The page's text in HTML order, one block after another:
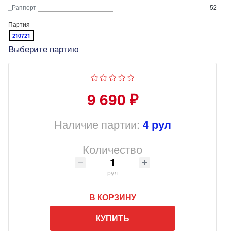
_Раппорт
52
Партия
210721
Выберите партию
9 690 ₽
Наличие партии: 4 рул
Количество
рул
В КОРЗИНУ
КУПИТЬ